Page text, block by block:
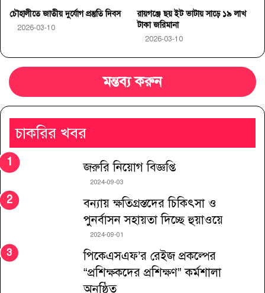
চৌহালীতে জাতীয় দুর্যোগ প্রস্তুতি দিবস
2026-03-10
রায়গঞ্জে ছয় ইট ভাটায় সাড়ে ১৯ লাখ
টাকা জরিমানা
2026-03-10
মন্তব্য করুন
চাকরির খবর
জরুরি নিয়োগ বিজ্ঞপ্তি
2024-09-03
বন্যায় ক্ষতিগ্রস্তদের চিকিৎসা ও
পুনর্বাসন সহায়তা দিচ্ছে হুয়াওয়ে
2024-09-01
পিকেএসএফ’র রেইজ প্রকল্পের
“প্রশিক্ষকদের প্রশিক্ষণ” কর্মশালা
অনুষ্ঠিত